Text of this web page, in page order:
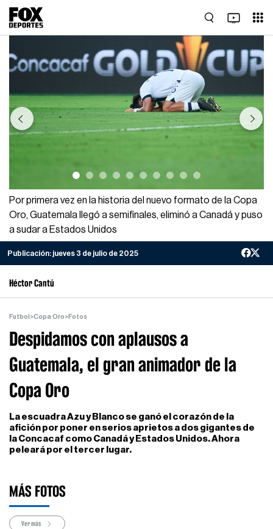
Previous Next
Por primera vez en la historia del nuevo formato de la Copa
Oro, Guatemala llegó a semifinales, eliminó a Canadá y puso
a sudar a Estados Unidos
Publicación: jueves 3 de julio de 2025
Héctor Cantú
Futbol >Copa Oro>Fotos
Despidamos con aplausos a
Guatemala, el gran animador de la
Copa Oro
La escuadra Azu y Blanco se ganó el corazón de la
afición por poner en serios aprietos a dos gigantes de
la Concacaf como Canadá y Estados Unidos. Ahora
peleará por el tercer lugar.
MÁS FOTOS
Ver más